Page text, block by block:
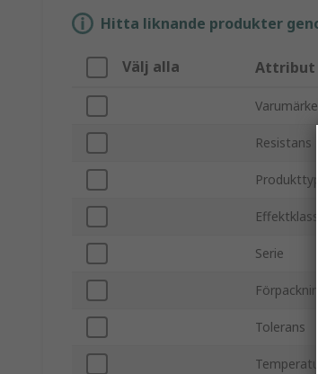
Hitta liknande produkter
Välj alla Attribut
Varumärke
Resistans
Produkttyp
Serie
Tolerans